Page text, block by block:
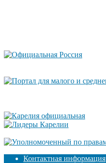
Контактная информация